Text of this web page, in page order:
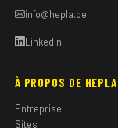
info@hepla.de
LinkedIn
À PROPOS DE HEPLA
Entreprise
Sites